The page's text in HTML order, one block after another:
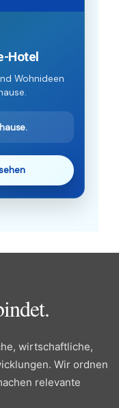
Hotel
Wohnideen
wirtschaftliche,
Wir ordnen
relevante